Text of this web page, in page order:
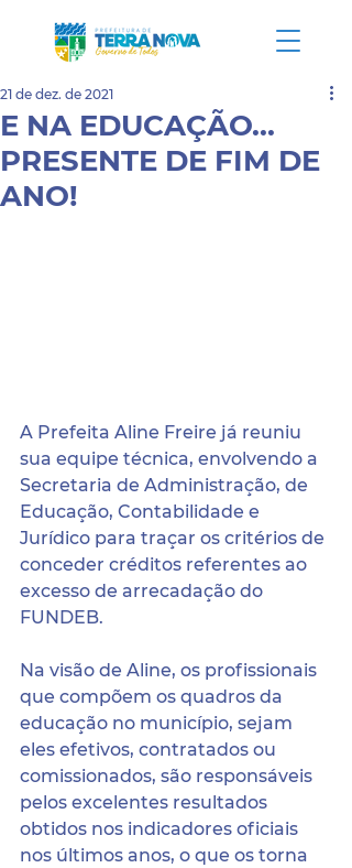
E NA EDUCAÇÃO...
PRESENTE DE FIM DE
ANO!
21 de dez. de 2021
A Prefeita Aline Freire já reuniu
sua equipe técnica, envolvendo a
Secretaria de Administração, de
Educação, Contabilidade e
Jurídico para traçar os critérios de
conceder créditos referentes ao
excesso de arrecadação do
FUNDEB.
Na visão de Aline, os profissionais
que compõem os quadros da
educação no município, sejam
eles efetivos, contratados ou
comissionados, são responsáveis
pelos excelentes resultados
obtidos nos indicadores oficiais
nos últimos anos, o que os torna